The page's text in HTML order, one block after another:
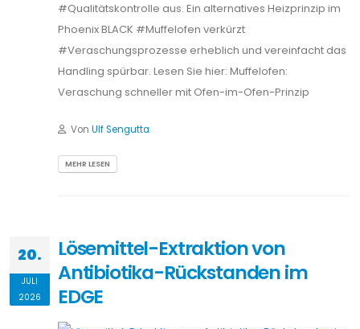
#Qualitätskontrolle aus. Ein alternatives Heizprinzip im
Phoenix BLACK #Muffelofen verkürzt
#Veraschungsprozesse erheblich und vereinfacht das
Handling spürbar. Lesen Sie hier: Muffelofen:
Veraschung schneller mit Ofen-im-Ofen-Prinzip
Von Ulf Sengutta
MEHR LESEN
20.
JULI
2026
Lösemittel-Extraktion von
Antibiotika-Rückstanden im
EDGE